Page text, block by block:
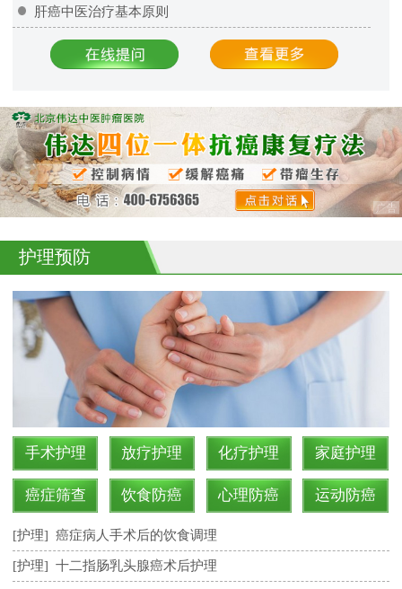
肝癌中医治疗基本原则
护理预防
手术护理 放疗护理 化疗护理 家庭护理
癌症筛查 饮食防癌 心理防癌 运动防癌
[护理] 癌症病人手术后的饮食调理
[护理] 十二指肠乳头腺癌术后护理